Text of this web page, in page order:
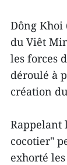
Dông Khoi
du Viêt
les forces
déroulé à
création
Rappelant
cocotier"
exhorté